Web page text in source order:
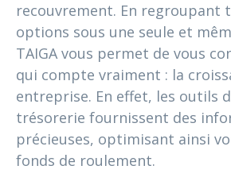
recouvrement. En regroupant
options sous une seule et
TAIGA vous permet de vous
qui compte vraiment : la
entreprise. En effet, les outils
trésorerie fournissent des
précieuses, optimisant ainsi
fonds de roulement.